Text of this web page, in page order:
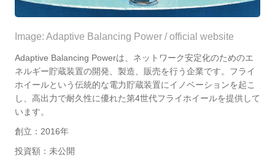
Image: Adaptive Balancing Power / official website
Adaptive Balancing Powerは、ネットワーク安定化のためのエ
ネルギー貯蔵装置の開発、製造、販売を行う企業です。フライ
ホイールという伝統的な電力貯蔵装置にイノベーションを起こ
し、高出力で耐久性に優れた第4世代フライホイールを提供して
います。
創立：2016年
投資額：未公開